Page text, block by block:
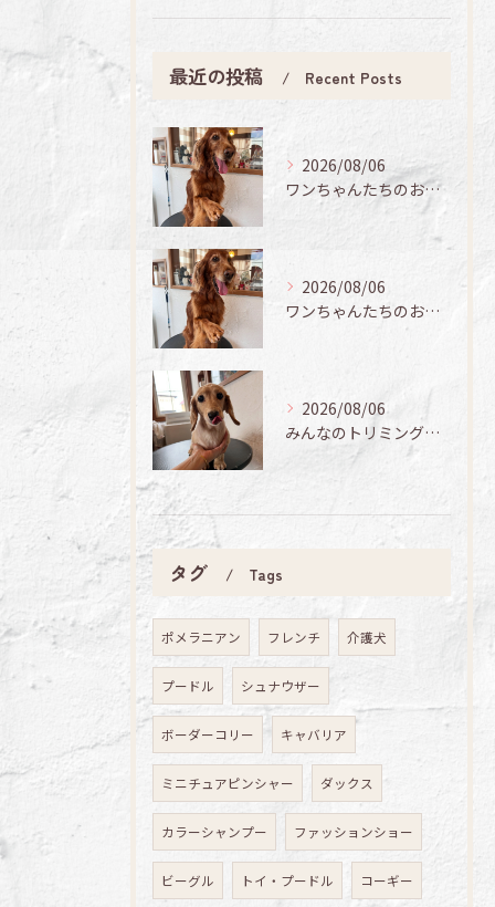
最近の投稿 Recent Posts
2026/08/06
ワンちゃんたちのお手入れ日記🐶✨
2026/08/06
ワンちゃんたちのお手入れ日記🐶✨
2026/08/06
みんなのトリミング日記🌟
タグ Tags
ポメラニアン フレンチ 介護犬
プードル シュナウザー
ボーダーコリー キャバリア
ミニチュアピンシャー ダックス
カラーシャンプー ファッションショー
ビーグル トイ・プードル コーギー